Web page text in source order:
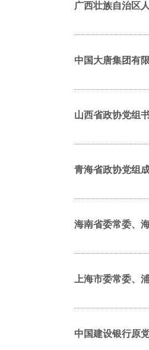
广西壮族自治区
中国大唐集团有
山西省政协党组
青海省政协党组
海南省委常委、
上海市委常委、
中国建设银行原